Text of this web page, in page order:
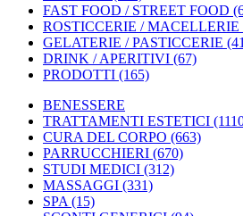
FAST FOOD / STREET FOOD
ROSTICCERIE / MACELLERIE
GELATERIE / PASTICCERIE
DRINK / APERITIVI (67)
PRODOTTI (165)
BENESSERE
TRATTAMENTI ESTETICI
CURA DEL CORPO (663)
PARRUCCHIERI (670)
STUDI MEDICI (312)
MASSAGGI (331)
SPA (15)